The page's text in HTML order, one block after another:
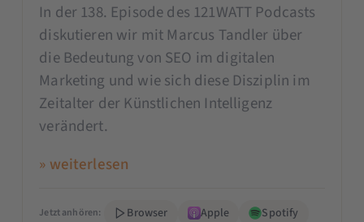
In der 138. Episode des 121WATT Podcasts
diskutieren wir mit Marcus Tandler über
die Bedeutung von SEO im digitalen
Marketing und wie sich diese Disziplin im
Zeitalter der Künstlichen Intelligenz
verändert.
» weiterlesen
Jetzt anhören: Browser Apple
Spotify